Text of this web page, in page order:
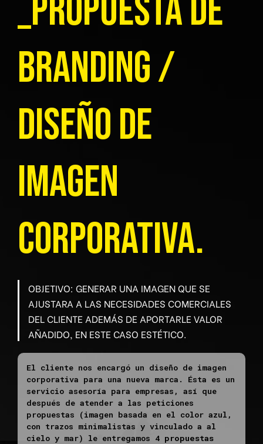
_Propuesta de
Branding /
Diseño de
Imagen
Corporativa.
OBJETIVO: GENERAR UNA IMAGEN QUE SE
AJUSTARA A LAS NECESIDADES COMERCIALES
DEL CLIENTE ADEMÁS DE APORTARLE VALOR
AÑADIDO, EN ESTE CASO ESTÉTICO.
El cliente nos encargó un diseño de imagen
corporativa para una nueva marca. Ésta es un
servicio asesoría para empresas, así que
después de atender a las peticiones
propuestas (imagen basada en el color azul,
con trazos minimalistas y vinculado a al
cielo y mar) le entregamos 4 propuestas